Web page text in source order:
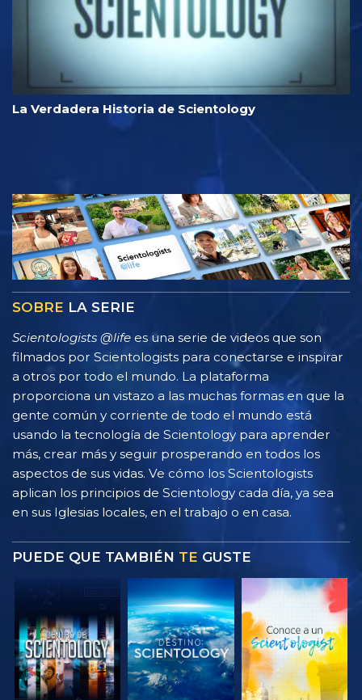
La Verdadera Historia de Scientology
SOBRE LA SERIE
Scientologists @life es una serie de videos que son
filmados por Scientologists para conectarse e inspirar
a otros por todo el mundo. La plataforma
proporciona un vistazo a las muchas formas en que la
gente común y corriente de todo el mundo está
usando la tecnología de Scientology para aprender
más, crear más y seguir prosperando en todos los
aspectos de sus vidas. Ve cómo los Scientologists
aplican los principios de Scientology cada día, ya sea
en sus Iglesias locales, en el trabajo o en casa.
PUEDE QUE TAMBIÉN TE GUSTE